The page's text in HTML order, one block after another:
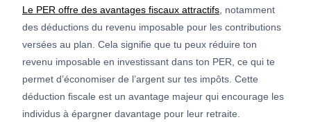
Le PER offre des avantages fiscaux attractifs , notamment
des déductions du revenu imposable pour les contributions
versées au plan. Cela signifie que tu peux réduire ton
revenu imposable en investissant dans ton PER, ce qui te
permet d’économiser de l’argent sur tes impôts. Cette
déduction fiscale est un avantage majeur qui encourage les
individus à épargner davantage pour leur retraite.